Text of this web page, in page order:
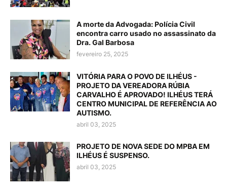
A morte da Advogada: Polícia Civil
encontra carro usado no assassinato da
Dra. Gal Barbosa
fevereiro 25, 2025
VITÓRIA PARA O POVO DE ILHÉUS -
PROJETO DA VEREADORA RÚBIA
CARVALHO É APROVADO! ILHÉUS TERÁ
CENTRO MUNICIPAL DE REFERÊNCIA AO
AUTISMO.
abril 03, 2025
PROJETO DE NOVA SEDE DO MPBA EM
ILHÉUS É SUSPENSO.
abril 03, 2025